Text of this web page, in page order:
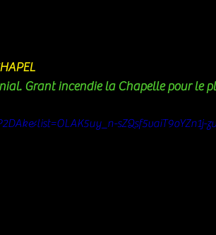
Grant incendie la Chapelle pour le
sZQsf5vaiT9oYZn1j-